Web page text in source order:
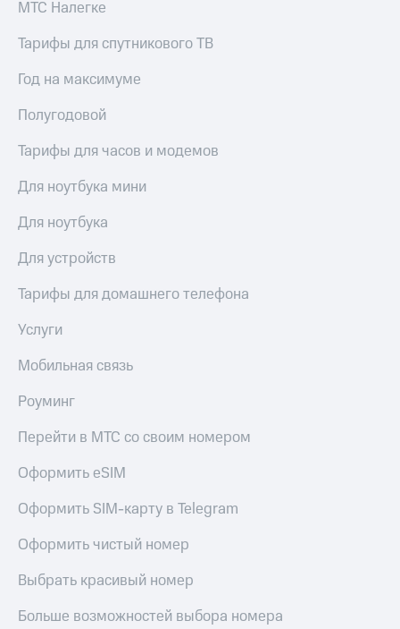
МТС Налегке
Тарифы для спутникового ТВ
Год на максимуме
Полугодовой
Тарифы для часов и модемов
Для ноутбука мини
Для ноутбука
Для устройств
Тарифы для домашнего телефона
Услуги
Мобильная связь
Роуминг
Перейти в МТС со своим номером
Оформить eSIM
Оформить SIM-карту в Telegram
Оформить чистый номер
Выбрать красивый номер
Больше возможностей выбора номера